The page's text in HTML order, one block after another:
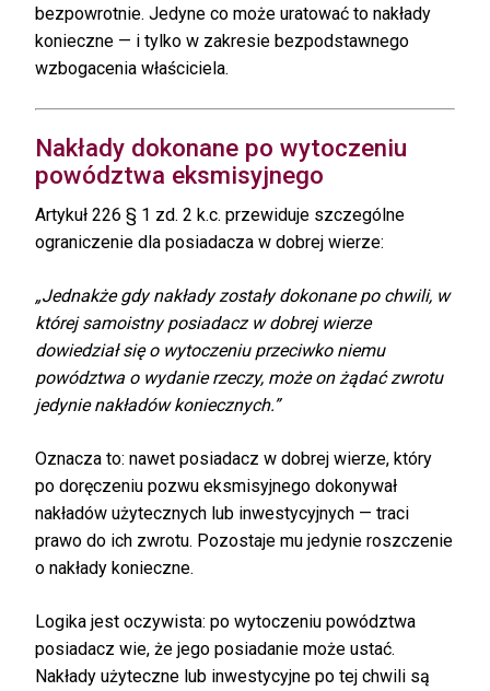
bezpowrotnie. Jedyne co może uratować to nakłady
konieczne — i tylko w zakresie bezpodstawnego
wzbogacenia właściciela.
Nakłady dokonane po wytoczeniu
powództwa eksmisyjnego
Artykuł 226 § 1 zd. 2 k.c. przewiduje szczególne
ograniczenie dla posiadacza w dobrej wierze:
„Jednakże gdy nakłady zostały dokonane po chwili, w
której samoistny posiadacz w dobrej wierze
dowiedział się o wytoczeniu przeciwko niemu
powództwa o wydanie rzeczy, może on żądać zwrotu
jedynie nakładów koniecznych.”
Oznacza to: nawet posiadacz w dobrej wierze, który
po doręczeniu pozwu eksmisyjnego dokonywał
nakładów użytecznych lub inwestycyjnych — traci
prawo do ich zwrotu. Pozostaje mu jedynie roszczenie
o nakłady konieczne.
Logika jest oczywista: po wytoczeniu powództwa
posiadacz wie, że jego posiadanie może ustać.
Nakłady użyteczne lub inwestycyjne po tej chwili są